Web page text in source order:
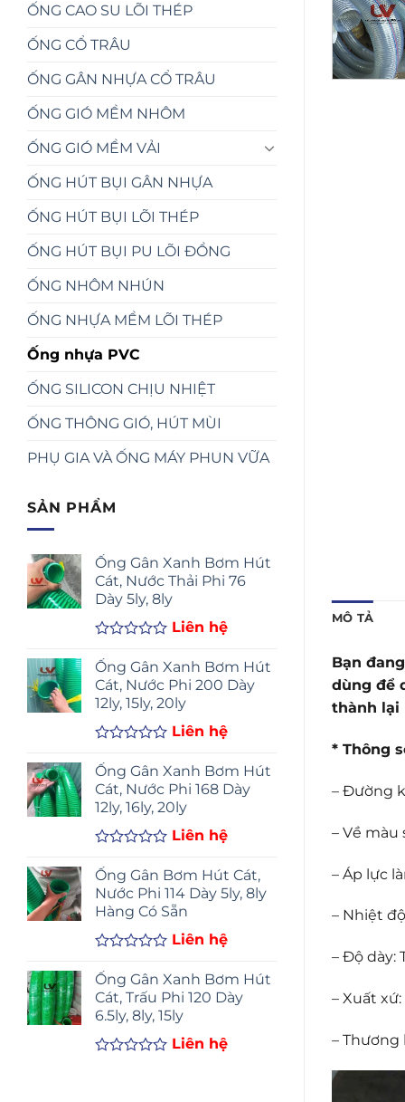
ỐNG CAO SU LÕI THÉP
ỐNG CỔ TRÂU
ỐNG GÂN NHỰA CỔ TRÂU
ỐNG GIÓ MỀM NHÔM
ỐNG GIÓ MỀM VẢI
ỐNG HÚT BỤI GÂN NHỰA
ỐNG HÚT BỤI LÕI THÉP
ỐNG HÚT BỤI PU LÕI ĐỒNG
ỐNG NHÔM NHÚN
ỐNG NHỰA MỀM LÕI THÉP
Ống nhựa PVC
ỐNG SILICON CHỊU NHIỆT
ỐNG THÔNG GIÓ, HÚT MÙI
PHỤ GIA VÀ ỐNG MÁY PHUN VỮA
SẢN PHẨM
Ống Gân Xanh Bơm Hút
Cát, Nước Thải Phi 76
Dày 5ly, 8ly
xếp
hạng
0
5
Liên hệ
Ống Gân Xanh Bơm Hút
Cát, Nước Phi 200 Dày
12ly, 15ly, 20ly
xếp
hạng
0
5
Liên hệ
Ống Gân Xanh Bơm Hút
Cát, Nước Phi 168 Dày
12ly, 16ly, 20ly
xếp
hạng
0
5
Liên hệ
Ống Gân Bơm Hút Cát,
Nước Phi 114 Dày 5ly, 8ly
Hàng Có Sẵn
xếp
hạng
0
5
Liên hệ
Ống Gân Xanh Bơm Hút
Cát, Trấu Phi 120 Dày
6.5ly, 8ly, 15ly
Liên hệ
MÔ TẢ
Bạn
dùng để
thành lại
* Thông
– Đường
– Về màu
– Áp lực
– Nhiệt
– Độ dày:
– Xuất
– Thương